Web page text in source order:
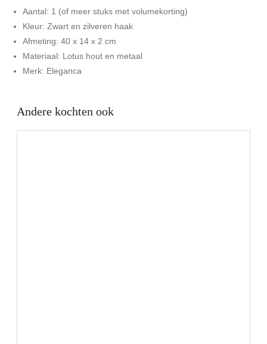
Aantal: 1 (of meer stuks met volumekorting)
Kleur: Zwart en zilveren haak
Afmeting: 40 x 14 x 2 cm
Materiaal: Lotus hout en metaal
Merk: Eleganca
Andere kochten ook